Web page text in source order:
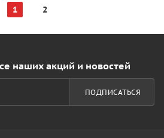
1 2
наших акций и новостей
ПОДПИСАТЬСЯ